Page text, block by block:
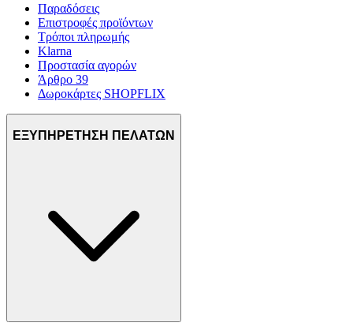
Παραδόσεις
Επιστροφές προϊόντων
Τρόποι πληρωμής
Klarna
Προστασία αγορών
Άρθρο 39
Δωροκάρτες SHOPFLIX
ΕΞΥΠΗΡΕΤΗΣΗ ΠΕΛΑΤΩΝ